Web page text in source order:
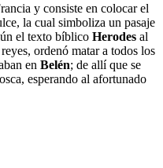
y consiste en colocar el
la cual simboliza un pasaje
el texto bíblico Herodes al
ordenó matar a todos los
en Belén; de allí que se
esperando al afortunado